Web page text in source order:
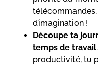
d’imagination !
Découpe ta
temps de travail
productivité, tu